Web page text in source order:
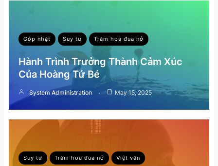
Góp nhặt Suy tư Trăm hoa đua nở
Hành Trình Trưởng Thành Cảm Xúc
Của Hoàng Tử Bé
System Administration May 15, 2025
Suy tư Trăm hoa đua nở Việt văn